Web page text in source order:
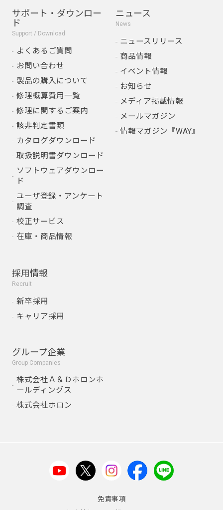
サポート・ダウンロー
ド
Support / Download
よくあるご質問
お問い合わせ
製品の購入について
修理概算費用一覧
修理に関するご案内
該非判定書類
カタログダウンロード
取扱説明書ダウンロード
ソフトウェアダウンロー
ド
ユーザ登録・アンケート
調査
校正サービス
在庫・商品情報
ニュース
News
ニュースリリース
商品情報
イベント情報
お知らせ
メディア掲載情報
メールマガジン
情報マガジン『WAY』
採用情報
Recruit
新卒採用
キャリア採用
グループ企業
Group Companies
株式会社Ａ＆Ｄホロンホ
ールディングス
株式会社ホロン
免責事項